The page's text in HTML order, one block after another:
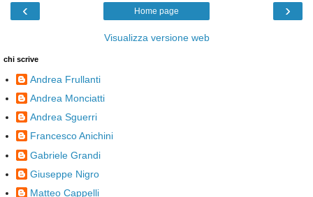
‹ ›
Home page
Visualizza versione web
chi scrive
Andrea Frullanti
Andrea Monciatti
Andrea Sguerri
Francesco Anichini
Gabriele Grandi
Giuseppe Nigro
Matteo Cappelli